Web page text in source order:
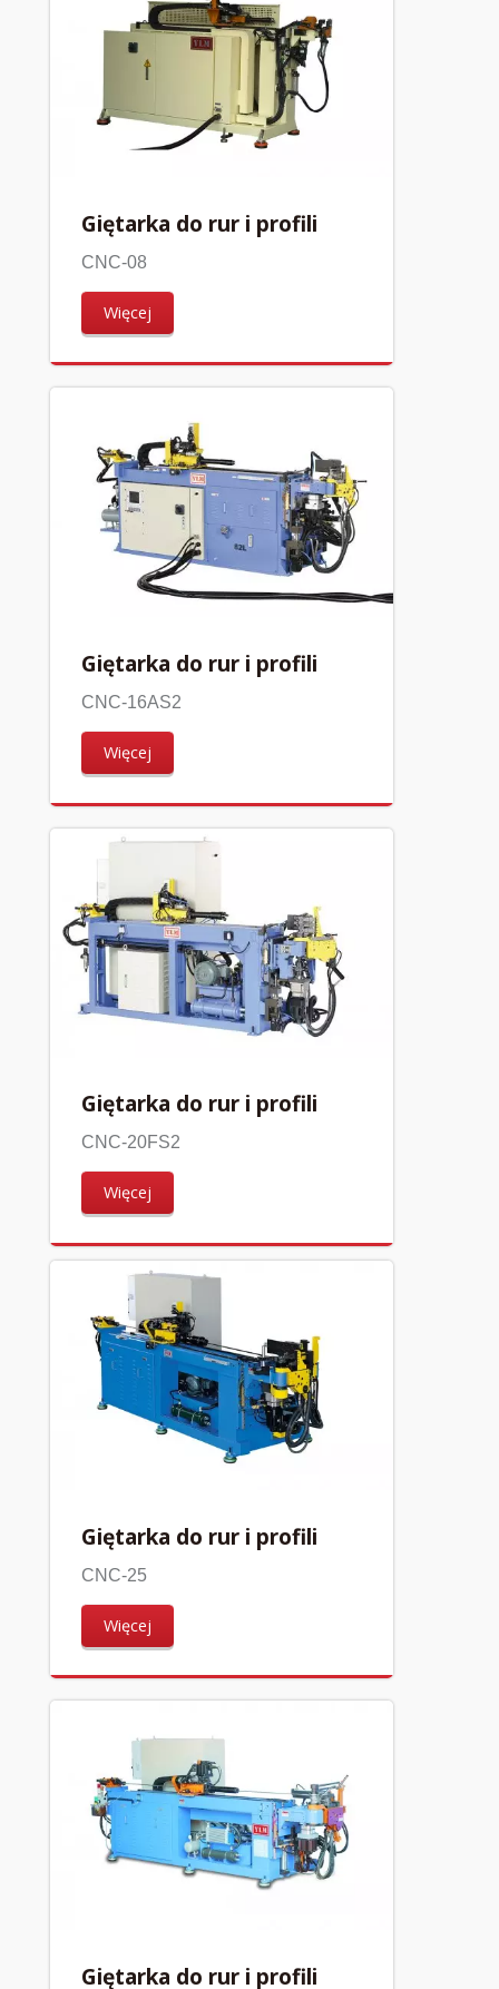
Giętarka do rur i profili
CNC-08
Więcej
Giętarka do rur i profili
CNC-16AS2
Więcej
Giętarka do rur i profili
CNC-20FS2
Więcej
Giętarka do rur i profili
CNC-25
Więcej
Giętarka do rur i profili